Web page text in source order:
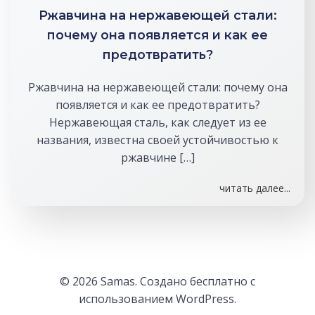
Ржавчина на нержавеющей стали:
почему она появляется и как ее
предотвратить?
Ржавчина на нержавеющей стали: почему она
появляется и как ее предотвратить?
Нержавеющая сталь, как следует из ее
названия, известна своей устойчивостью к
ржавчине […]
читать далее...
© 2026 Samas. Создано бесплатно с
использованием WordPress.